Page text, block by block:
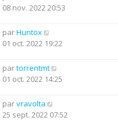
08 nov. 2022 20:53
parHuntox
01 oct. 2022 19:22
partorrentmt
01 oct. 2022 14:25
parvravolta
25 sept. 2022 07:52